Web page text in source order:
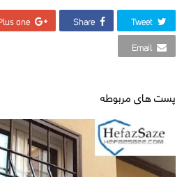
Tweet
Share
one
Email
پست های مربوطه